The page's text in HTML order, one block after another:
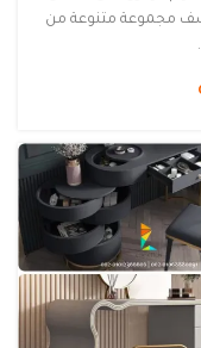
مجموعة متنوعة من